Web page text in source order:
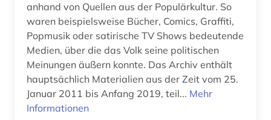
anhand von Quellen aus der Populärkultur. So
waren beispielsweise Bücher, Comics, Graffiti,
Popmusik oder satirische TV Shows bedeutende
Medien, über die das Volk seine politischen
Meinungen äußern konnte. Das Archiv enthält
hauptsächlich Materialien aus der Zeit vom 25.
Januar 2011 bis Anfang 2019, teil... Mehr
Informationen